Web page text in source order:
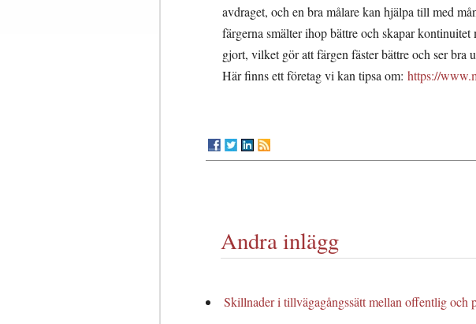
avdraget, och en bra målare kan hjälpa till med
färgerna smälter ihop bättre och skapar
gjort, vilket gör att färgen fäster bättre och ser bra
Här finns ett företag vi kan tipsa om:https://
Andra inlägg
Skillnader i tillvägagångssätt mellan offentlig